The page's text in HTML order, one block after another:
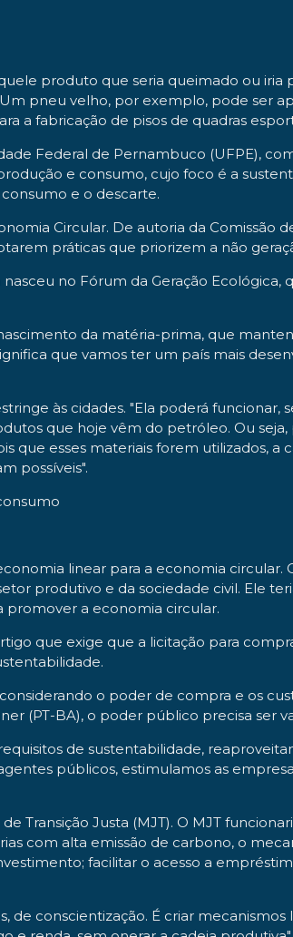
produto que seria queimado ou
Um pneu velho, por exemplo, pode ser
a fabricação de pisos de quadras
Federal de Pernambuco (UFPE),
e consumo, cujo foco é a
e o descarte.
Circular. De autoria da Comissão
práticas que priorizem a não
no Fórum da Geração Ecológica,
da matéria-prima, que
que vamos ter um país mais
às cidades. "Ela poderá funcionar,
que hoje vêm do petróleo. Ou
esses materiais forem utilizados, a
possíveis".
linear para a economia
produtivo e da sociedade civil. Ele
promover a economia circular.
que exige que a licitação para
o poder de compra e os
(PT-BA), o poder público precisa ser
de sustentabilidade,
públicos, estimulamos as
Justa (MJT). O MJT
com alta emissão de carbono, o
facilitar o acesso a
de conscientização. É criar